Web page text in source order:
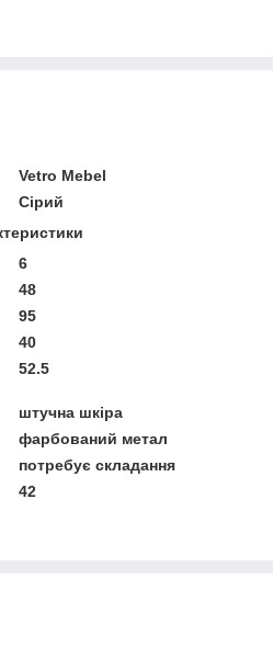
Vetro Mebel
Сірий
6
48
95
40
52.5
штучна шкіра
фарбований метал
потребує складання
42